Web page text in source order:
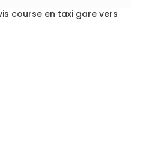
course en taxi gare vers